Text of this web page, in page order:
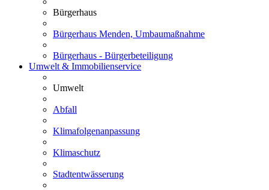
Bürgerhaus
Bürgerhaus Menden, Umbaumaßnahme
Bürgerhaus - Bürgerbeteiligung
Umwelt & Immobilienservice
Umwelt
Abfall
Klimafolgenanpassung
Klimaschutz
Stadtentwässerung